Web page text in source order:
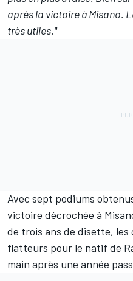
après la victoire à Misano.
très utiles."
Avec sept podiums
victoire décrochée à
de trois ans de disette,
flatteurs pour le natif de
main après une année